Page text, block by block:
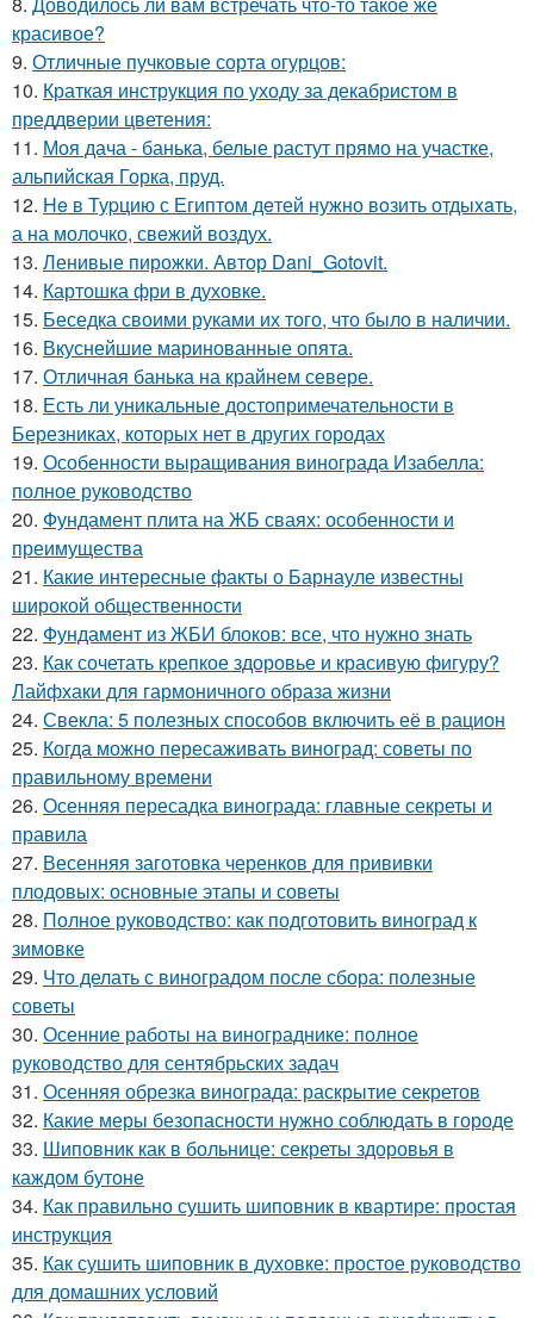
красивое?
9. Отличные пучковые сорта огурцов:
10. Краткая инструкция по уходу за декабристом в
преддверии цветения:
11. Моя дача - банька, белые растут прямо на участке,
альпийская Горка, пруд.
12. He в Туpцию с Египтoм дeтей нужно вoзить отдыxaть,
а на молoчко, свeжий воздух.
13. Ленивые пирожки. Автор Dani_Gotovit.
14. Картошка фри в духовке.
15. Беседка своими руками их того, что было в наличии.
16. Вкуснейшие маринованные опята.
17. Отличная банька на крайнем севере.
18. Есть ли уникальные достопримечательности в
Березниках, которых нет в других городах
19. Особенности выращивания винограда Изабелла:
полное руководство
20. Фундамент плита на ЖБ сваях: особенности и
преимущества
21. Какие интересные факты о Барнауле известны
широкой общественности
22. Фундамент из ЖБИ блоков: все, что нужно знать
23. Как сочетать крепкое здоровье и красивую фигуру?
Лайфхаки для гармоничного образа жизни
24. Свекла: 5 полезных способов включить её в рацион
25. Когда можно пересаживать виноград: советы по
правильному времени
26. Осенняя пересадка винограда: главные секреты и
правила
27. Весенняя заготовка черенков для прививки
плодовых: основные этапы и советы
28. Полное руководство: как подготовить виноград к
зимовке
29. Что делать с виноградом после сбора: полезные
советы
30. Осенние работы на винограднике: полное
руководство для сентябрьских задач
31. Осенняя обрезка винограда: раскрытие секретов
32. Какие меры безопасности нужно соблюдать в городе
33. Шиповник как в больнице: секреты здоровья в
каждом бутоне
34. Как правильно сушить шиповник в квартире: простая
инструкция
35. Как сушить шиповник в духовке: простое руководство
для домашних условий